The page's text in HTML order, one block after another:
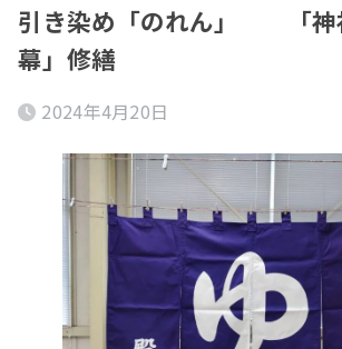
引き染め「のれん」 「神
幕」修繕
2024年4月20日